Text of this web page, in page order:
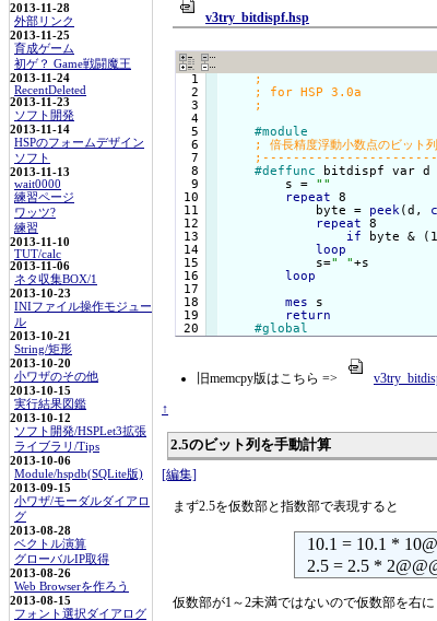
2013-11-28
外部リンク
2013-11-25
育成ゲーム
初ゲ？ Game戦闘魔王
2013-11-24
RecentDeleted
2013-11-23
ソフト開発
2013-11-14
HSPのフォームデザイン
ソフト
2013-11-13
wait0000
練習ページ
ワッツ?
練習
2013-11-10
TUT/calc
2013-11-06
ネタ収集BOX/1
2013-10-23
INIファイル操作モジュー
ル
2013-10-21
String/矩形
2013-10-20
小ワザのその他
2013-10-15
実行結果図鑑
2013-10-12
ソフト開発/HSPLet3拡張
ライブラリ/Tips
2013-10-06
Module/hspdb(SQLite版)
2013-09-15
小ワザ/モーダルダイアロ
グ
2013-08-28
ベクトル演算
グローバルIP取得
2013-08-26
Web Browserを作ろう
2013-08-15
フォント選択ダイアログ
v3try_bitdispf.hsp
  1
  2
  3
  4
  5
  6
  7
  8
  9
10
11
12
13
14
15
16
17
18
19
#module
#deffunc
bitdispf var d
        s =
""
repeat
8
            byte =
peek(d,
repeat
8
if
byte &
loop
            s=
" "+s
loop
mes
s
return
#global
旧memcpy版はこちら =>
↑
2.5のビット列を手動計算
[編集]
まず2.5を仮数部と指数部で表現すると
10.1 = 10.1 *
2.5 = 2.5 *
仮数部が1～2未満ではないので仮数部を右